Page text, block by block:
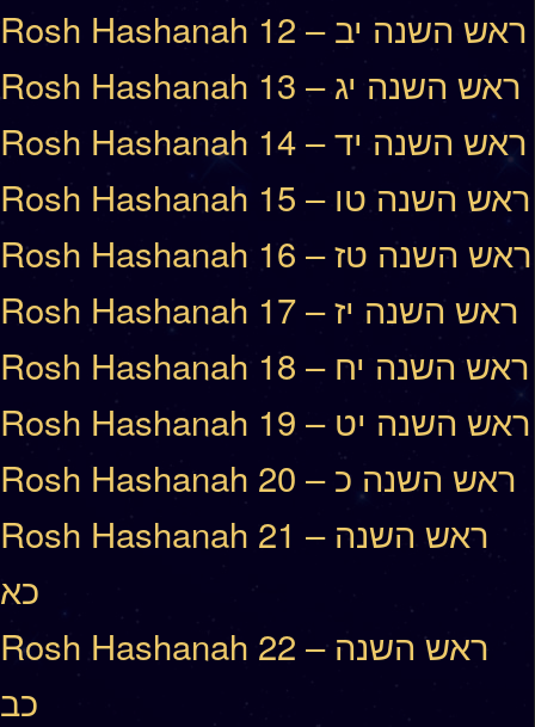
Rosh Hashanah 12 – ראש השנה יב
Rosh Hashanah 13 – ראש השנה יג
Rosh Hashanah 14 – ראש השנה יד
Rosh Hashanah 15 – ראש השנה טו
Rosh Hashanah 16 – ראש השנה טז
Rosh Hashanah 17 – ראש השנה יז
Rosh Hashanah 18 – ראש השנה יח
Rosh Hashanah 19 – ראש השנה יט
Rosh Hashanah 20 – ראש השנה כ
Rosh Hashanah 21 – ראש השנה
כא
Rosh Hashanah 22 – ראש השנה
כב